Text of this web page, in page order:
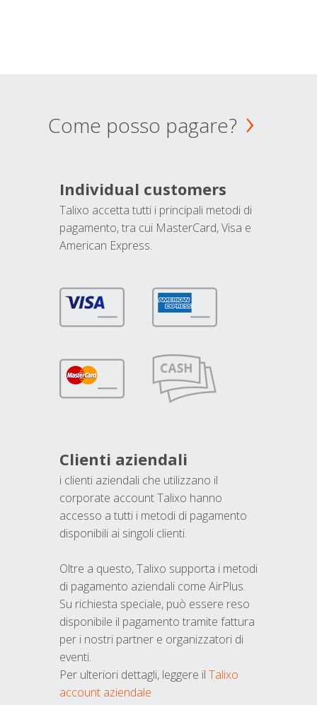
Come posso pagare?
Individual customers
Talixo accetta tutti i principali metodi di
pagamento, tra cui MasterCard, Visa e
American Express.
Clienti aziendali
i clienti aziendali che utilizzano il
corporate account Talixo hanno
accesso a tutti i metodi di pagamento
disponibili ai singoli clienti.
Oltre a questo, Talixo supporta i metodi
di pagamento aziendali come AirPlus.
Su richiesta speciale, può essere reso
disponibile il pagamento tramite fattura
per i nostri partner e organizzatori di
eventi.
Per ulteriori dettagli, leggere il Talixo
account aziendale